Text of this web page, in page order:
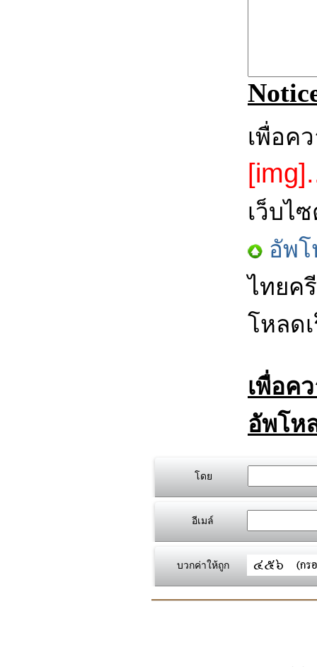
เพื่อค
เว็บไ
อัพ
ไทยค
โหลด
เพื่อค
อัพโห
โดย
อีเมล์
บวกค่าให้ถูก